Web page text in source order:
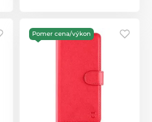
Pomer cena/výkon